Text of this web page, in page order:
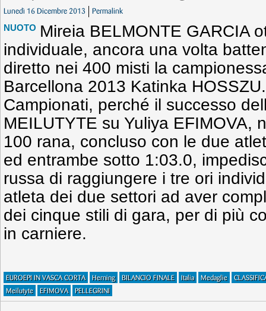
Lunedì 16 Dicembre 2013 Permalink
NUOTO Mireia BELMONTE GARCIA
individuale, ancora una volta
diretto nei 400 misti la
Barcellona 2013 Katinka
Campionati, perché il successo
MEILUTYTE su Yuliya EFIMOVA,
100 rana, concluso con le due
ed entrambe sotto 1:03.0,
russa di raggiungere i tre ori
atleta dei due settori ad aver
dei cinque stili di gara, per di più
in carniere.
EUROEPI IN VASCA CORTA Herning BILANCIO FINALE Italia Medaglie
Meilutyte
EFIMOVA PELLEGRINI